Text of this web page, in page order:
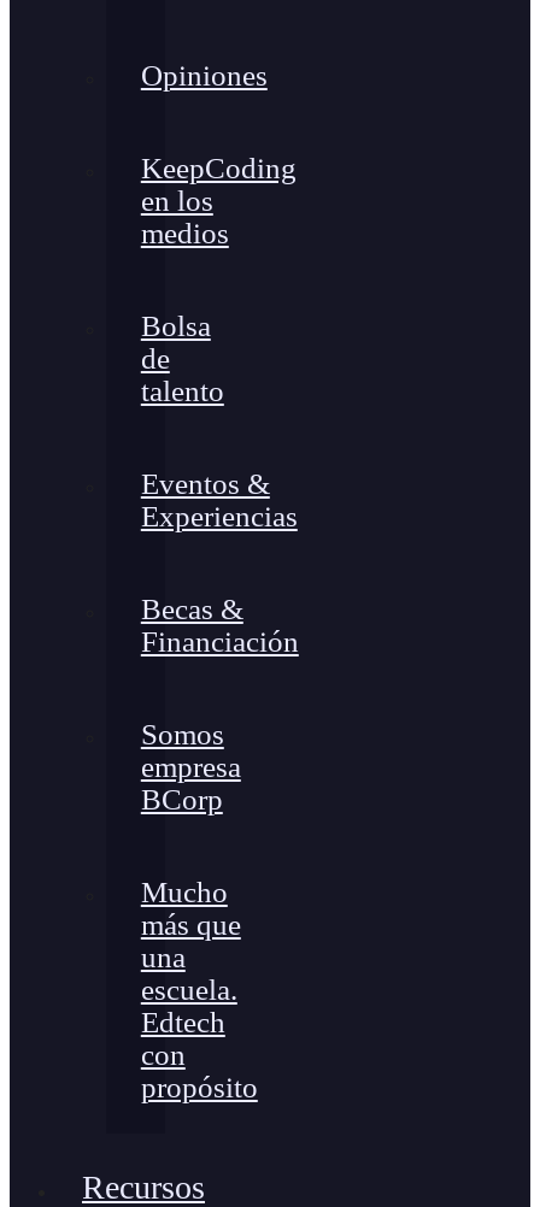
Opiniones
KeepCoding
en los
medios
Bolsa
de
talento
Eventos &
Experiencias
Becas &
Financiación
Somos
empresa
BCorp
Mucho
más que
una
escuela.
Edtech
con
propósito
Recursos